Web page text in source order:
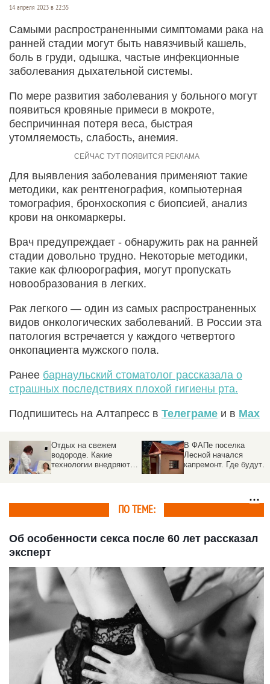
14 апреля 2023 в 22:35
Самыми распространенными симптомами рака на
ранней стадии могут быть навязчивый кашель,
боль в груди, одышка, частые инфекционные
заболевания дыхательной системы.
По мере развития заболевания у больного могут
появиться кровяные примеси в мокроте,
беспричинная потеря веса, быстрая
утомляемость, слабость, анемия.
Для выявления заболевания применяют такие
методики, как рентгенография, компьютерная
томография, бронхоскопия с биопсией, анализ
крови на онкомаркеры.
Врач предупреждает - обнаружить рак на ранней
стадии довольно трудно. Некоторые методики,
такие как флюорография, могут пропускать
новообразования в легких.
Рак легкого — один из самых распространенных
видов онкологических заболеваний. В России эта
патология встречается у каждого четвертого
онкопациента мужского пола.
Ранее барнаульский стоматолог рассказала о
страшных последствиях плохой гигиены рта.
Подпишитесь на Алтапресс в Телеграме и в Max
Отдых на свежем
водороде. Какие
технологии внедряют в
В ФАПе поселка
Лесной начался
капремонт. Где будут
ПО ТЕМЕ:
Об особенности секса после 60 лет рассказал
эксперт